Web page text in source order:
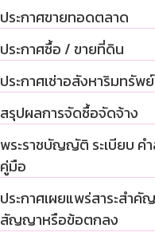
ประกาศขายทอดตลาด
ประกาศซื้อ / ขายที่ดิน
ประกาศเช่าอสังหาริมทรัพย์
สรุปผลการจัดซื้อจัดจ้าง
พระราชบัญญัติ ระเบียบ ค
คู่มือ
ประกาศเผยแพร่สาระสำคั
สัญญาหรือข้อตกลง